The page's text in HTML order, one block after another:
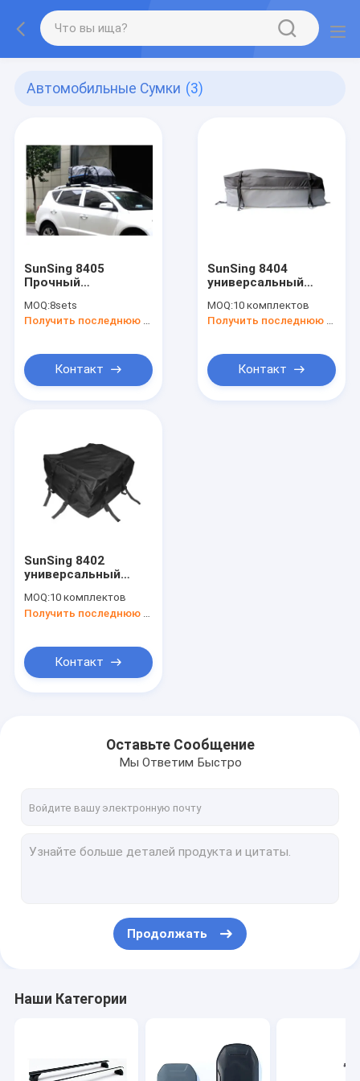
Автомобильные Сумки (3)
SunSing 8405
Прочный
пакет из ПВХ из
брезентной чехлы
водонепроницаемый
совместим с
пользовательским
MOQ:8sets
Получить последнюю цену
Контакт
SunSing 8404
универсальный
автомобильный
пакет для крыши
настраиваемым
логотипом
MOQ:10 комплектов
Получить последнюю цену
Контакт
SunSing 8402
универсальный
автомобильный
крышный пакет
используется для
автомобильных
MOQ:10 комплектов
Контакт
Оставьте Сообщение
Мы Ответим Быстро
Продолжать
Наши Категории